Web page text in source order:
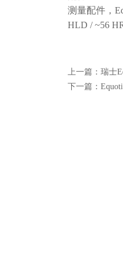
测量配件，
HLD / ~56
上一篇： 瑞士
下一篇：